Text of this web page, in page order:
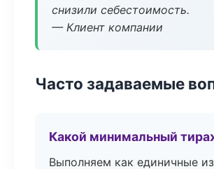
снизили себестоимость.
— Клиент компании
Часто задаваемые
Какой минимальный
Выполняем как единичные